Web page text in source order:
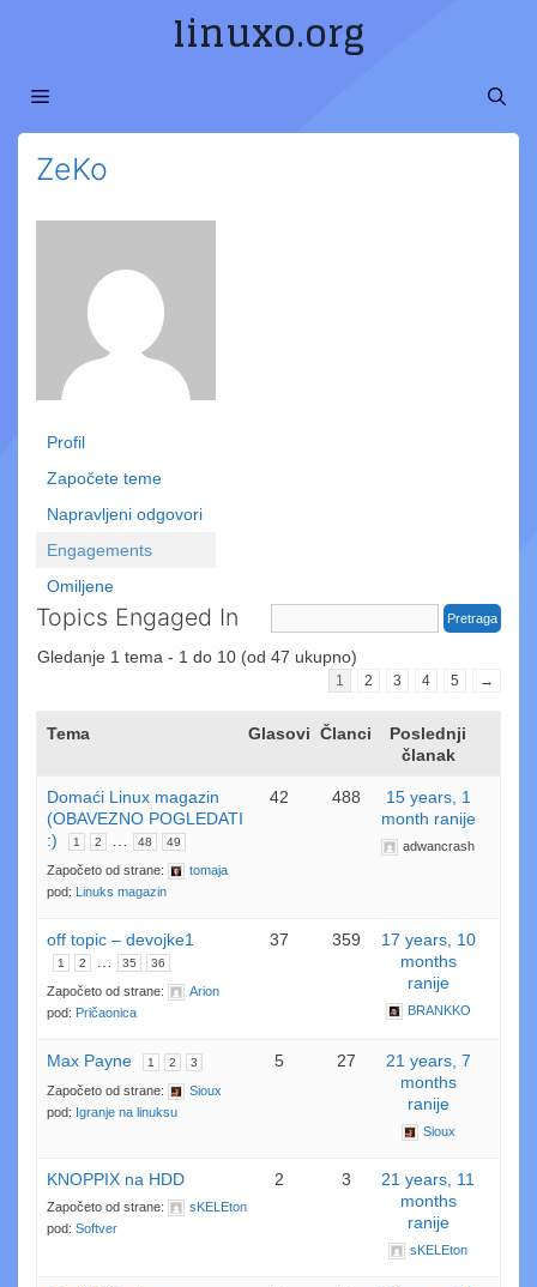
linuxo.org
MENI
ZeKo
Profil
Započete teme
Napravljeni odgovori
Engagements
Omiljene
Topics Engaged In
Gledanje 1 tema - 1 do 10 (od 47 ukupno)
1 2 3 4 5 →
Tema Glasovi Članci
Poslednji
članak
Domaći Linux magazin
(OBAVEZNO POGLEDATI
:)
1 2 48 49
Započeto od strane:
tomaja
pod: Linuks magazin
42 488
15 years, 1
month ranije
adwancrash
off topic – devojke1
1 2 35 36
Započeto od strane:
Arion
pod: Pričaonica
37 359
17 years, 10
months
ranije
BRANKKO
Max Payne 1 2 3
Započeto od strane:
Sioux
pod: Igranje na linuksu
5 27
21 years, 7
months
ranije
Sioux
KNOPPIX na HDD
Započeto od strane:
sKELEton
pod: Softver
2 3
21 years, 11
months
ranije
sKELEton